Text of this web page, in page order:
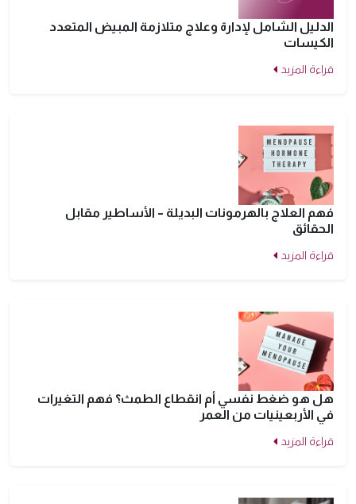
الدليل الشامل لإدارة وعلاج متلازمة المبيض المتعدد
الكيسات
قراءة المزيد
فهم العلاج بالهرمونات البديلة – الأساطير مقابل
الحقائق
قراءة المزيد
هل هو ضغط نفسي أم انقطاع الطمث؟ فهم التغيرات
في الأربعينيات من العمر
قراءة المزيد